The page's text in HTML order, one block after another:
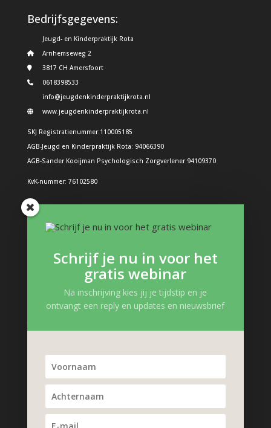
Bedrijfsgegevens:
Jeugd- en Kinderpraktijk Rota
Arnhemseweg 2
3817 CH Amersfoort
0618398533
info@jeugdenkinderpraktijkrota.nl
www.jeugdenkinderpraktijkrota.nl
SKJ Registratienummer:110005185
AGB-Jeugd en Kinderpraktijk Rota: 94066390
AGB-Sander Kooijman Psychologisch Zorgverlener 94109370
KvK-nummer: 76102580
Problemen bij kinderen
Structuur in de dag: Hoe doe je dat?
Boeken en interessante links
Gevoelens kind
Zelfvertrouwen kind
Trauma, verlies en pleegzorg
Gedragsproblemen
Schrijf je nu in voor het
gratis webinar
Na inschrijving kies jij je tijdstip en je
ontvangt een reply en updates en nieuwsbrief